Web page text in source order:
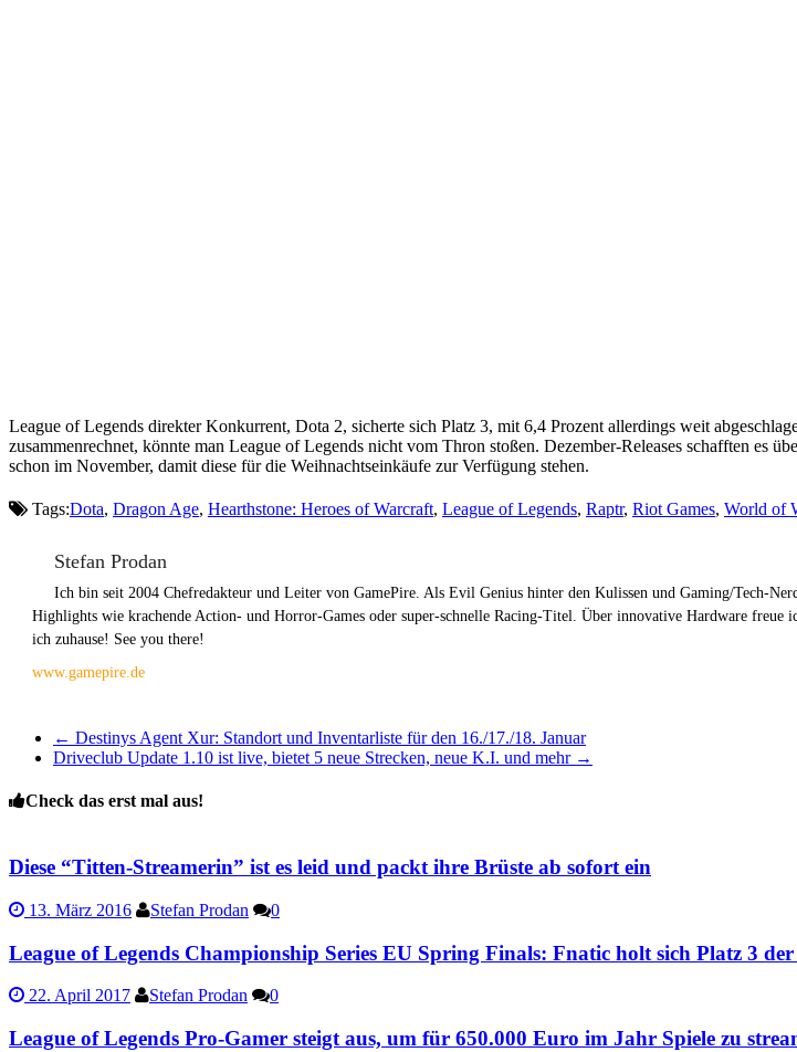
League of Legends direkter Konkurrent, Dota 2, sicherte sich Platz 3, mit 6,4 Prozent allerdings weit
zusammenrechnet, könnte man League of Legends nicht vom Thron stoßen. Dezember-Releases schafften es
schon im November, damit diese für die Weihnachtseinkäufe zur Verfügung stehen.
Tags:Dota, Dragon Age, Hearthstone: Heroes of Warcraft, League of Legends, Raptr, Riot Games, World of
Stefan Prodan
Ich bin seit 2004 Chefredakteur und Leiter von GamePire. Als Evil Genius hinter den Kulissen und Gaming/Tech-
Highlights wie krachende Action- und Horror-Games oder super-schnelle Racing-Titel. Über innovative Hardware
ich zuhause! See you there!
www.gamepire.de
← Destinys Agent Xur: Standort und Inventarliste für den 16./17./18. Januar
Driveclub Update 1.10 ist live, bietet 5 neue Strecken, neue K.I. und mehr →
Check das erst mal aus!
Diese “Titten-Streamerin” ist es leid und packt ihre Brüste ab sofort ein
13. März 2016 Stefan Prodan 0
League of Legends Championship Series EU Spring Finals: Fnatic holt sich Platz 3
22. April 2017 Stefan Prodan 0
League of Legends Pro-Gamer steigt aus, um für 650.000 Euro im Jahr Spiele zu